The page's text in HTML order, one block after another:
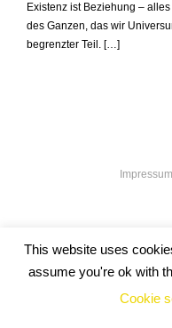
Existenz ist Beziehung –
des Ganzen, das wir
begrenzter Teil. […]
Impressum
This website uses
assume you're ok with
Cookie